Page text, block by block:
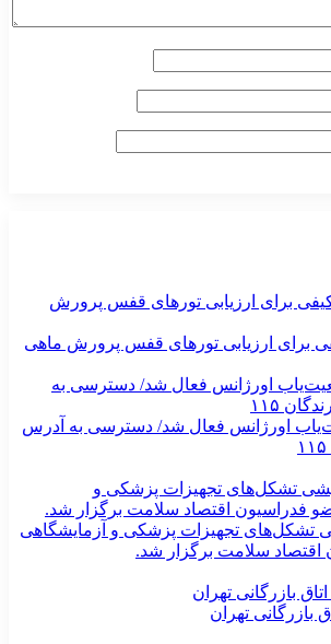
برای ارزیابی تورهای قفس پرورش ماهی
اورژانس فعال شد/ دسترسی به آدرس
تشکل‌های تجهیزات پزشکی و آزمایشگاهی
سلامت برگزار شد.
بازرگانی تهران